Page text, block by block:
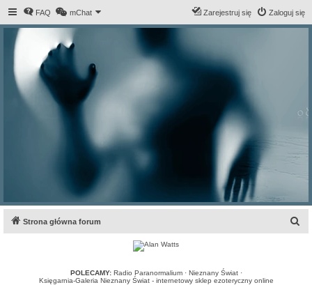
FAQ mChat Zaloguj się
Zarejestruj się
Strona główna forum
POLECAMY: Radio Paranormalium· Nieznany Świat·
Księgarnia-Galeria Nieznany Świat - internetowy sklep ezoteryczny online